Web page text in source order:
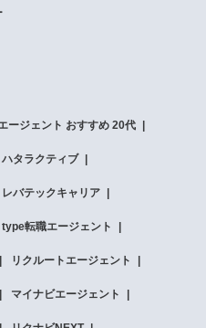
ージェント おすすめ 20代
ハタラクティブ
レバテックキャリア
type転職エージェント
リクルートエージェント
マイナビエージェント